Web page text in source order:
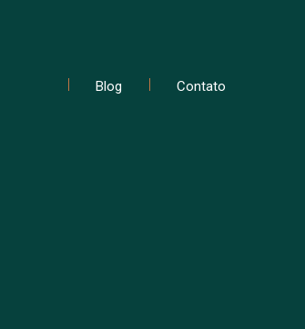
Blog Contato